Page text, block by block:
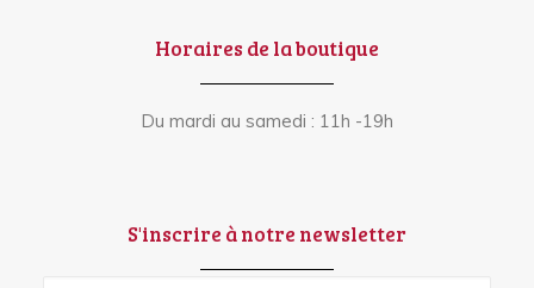
Horaires de la boutique
Du mardi au samedi : 11h -19h
S'inscrire à notre newsletter